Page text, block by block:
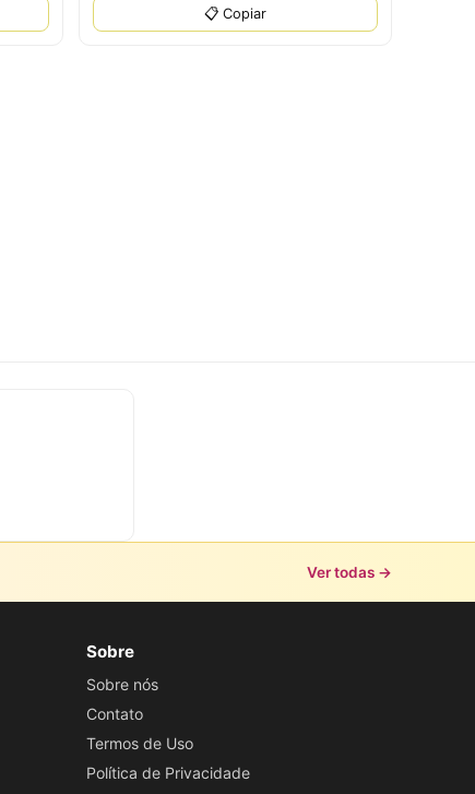
📋 Copiar
Ver todas →
Sobre
Sobre nós
Contato
Termos de Uso
Política de Privacidade